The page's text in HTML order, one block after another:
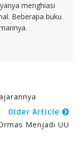
menghiasi
Beberapa buku
Older Article
Menjadi UU